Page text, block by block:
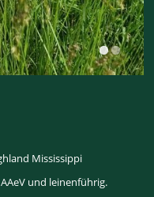
Mississippi
und leinenführig.